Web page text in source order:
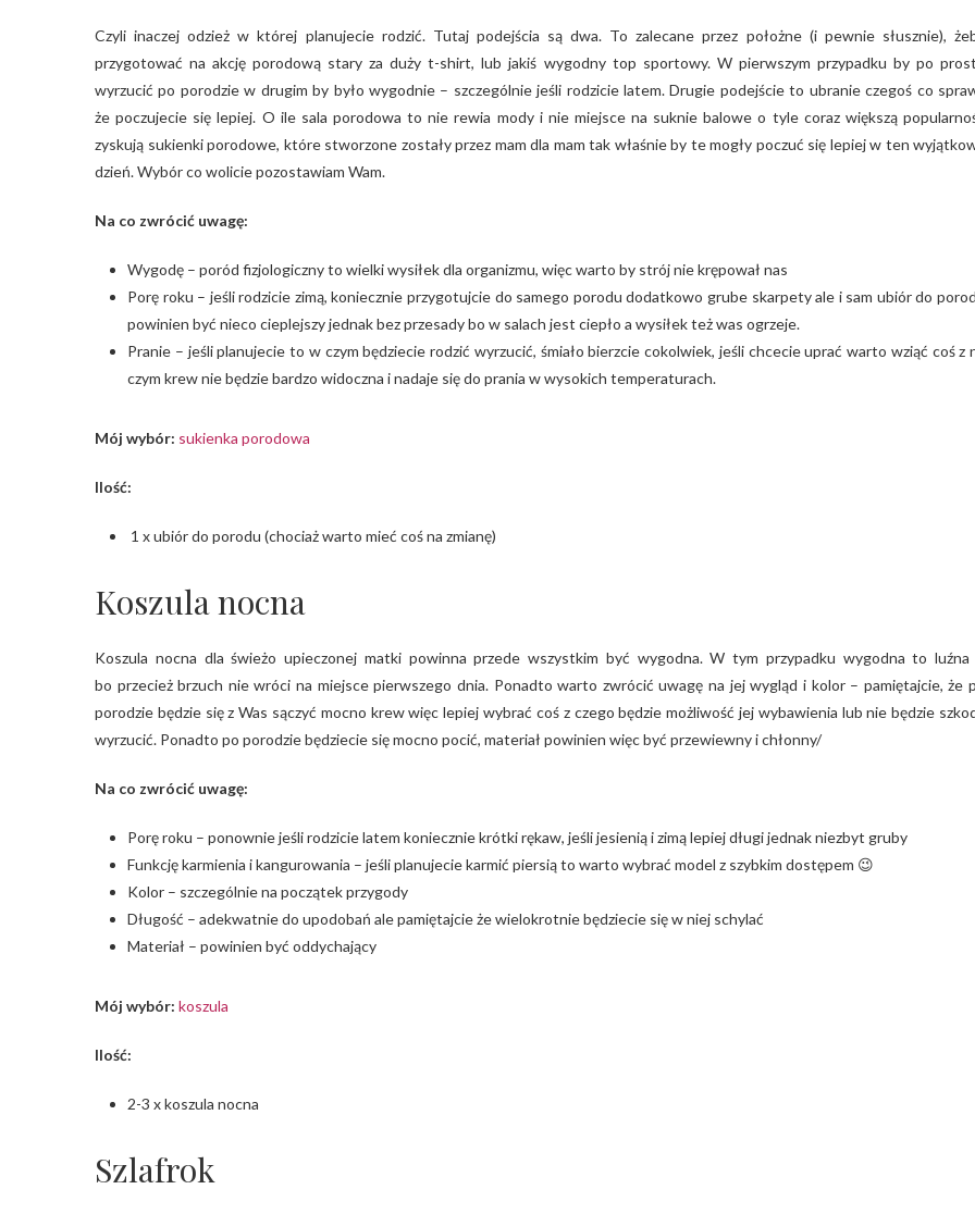
Czyli inaczej odzież w której planujecie rodzić. Tutaj podejścia są dwa. To zalecane przez położne (i pewnie słusznie),
przygotować na akcję porodową stary za duży t-shirt, lub jakiś wygodny top sportowy. W pierwszym przypadku by po
wyrzucić po porodzie w drugim by było wygodnie – szczególnie jeśli rodzicie latem. Drugie podejście to ubranie czegoś co
że poczujecie się lepiej. O ile sala porodowa to nie rewia mody i nie miejsce na suknie balowe o tyle coraz większą
zyskują sukienki porodowe, które stworzone zostały przez mam dla mam tak właśnie by te mogły poczuć się lepiej w ten
dzień. Wybór co wolicie pozostawiam Wam.
Na co zwrócić uwagę:
Wygodę – poród fizjologiczny to wielki wysiłek dla organizmu, więc warto by strój nie krępował nas
Porę roku – jeśli rodzicie zimą, koniecznie przygotujcie do samego porodu dodatkowo grube skarpety ale i sam ubiór do
powinien być nieco cieplejszy jednak bez przesady bo w salach jest ciepło a wysiłek też was ogrzeje.
Pranie – jeśli planujecie to w czym będziecie rodzić wyrzucić, śmiało bierzcie cokolwiek, jeśli chcecie uprać warto wziąć coś z
czym krew nie będzie bardzo widoczna i nadaje się do prania w wysokich temperaturach.
Mój wybór: sukienka porodowa
Ilość:
1 x ubiór do porodu (chociaż warto mieć coś na zmianę)
Koszula nocna
Koszula nocna dla świeżo upieczonej matki powinna przede wszystkim być wygodna. W tym przypadku wygodna to
bo przecież brzuch nie wróci na miejsce pierwszego dnia. Ponadto warto zwrócić uwagę na jej wygląd i kolor – pamiętajcie, że
porodzie będzie się z Was sączyć mocno krew więc lepiej wybrać coś z czego będzie możliwość jej wybawienia lub nie będzie
wyrzucić. Ponadto po porodzie będziecie się mocno pocić, materiał powinien więc być przewiewny i chłonny/
Na co zwrócić uwagę:
Porę roku – ponownie jeśli rodzicie latem koniecznie krótki rękaw, jeśli jesienią i zimą lepiej długi jednak niezbyt gruby
Funkcję karmienia i kangurowania – jeśli planujecie karmić piersią to warto wybrać model z szybkim dostępem 😉
Kolor – szczególnie na początek przygody
Długość – adekwatnie do upodobań ale pamiętajcie że wielokrotnie będziecie się w niej schylać
Materiał – powinien być oddychający
Mój wybór: koszula
Ilość:
2-3 x koszula nocna
Szlafrok